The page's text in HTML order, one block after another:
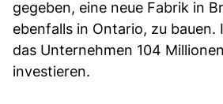
gegeben, eine neue Fabrik in
ebenfalls in Ontario, zu bauen.
das Unternehmen 104
investieren.